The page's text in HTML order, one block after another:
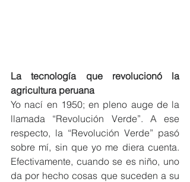
La tecnología que revolucionó la
agricultura peruana
Yo nací en 1950; en pleno auge de la
llamada “Revolución Verde”. A ese
respecto, la “Revolución Verde” pasó
sobre mí, sin que yo me diera cuenta.
Efectivamente, cuando se es niño, uno
da por hecho cosas que suceden a su